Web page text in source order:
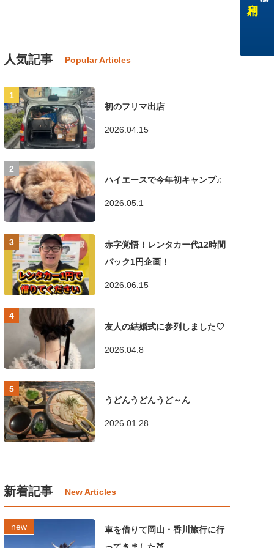
人気記事
初のフリマ出店
2026.04.15
ハイエースで今年初キャンプ♫
2026.05.1
赤字覚悟！レンタカー代12時間
パック1円企画！
2026.06.15
友人の結婚式に参列しました♡
2026.04.8
うどんうどんうど～ん
2026.01.28
新着記事
車を借りて岡山・香川旅行に行